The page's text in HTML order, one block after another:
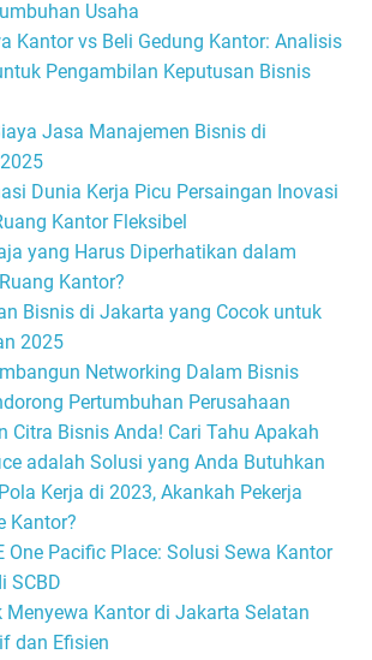
Usaha
Kantor vs Beli Gedung Kantor: Analisis
Pengambilan Keputusan Bisnis
Jasa Manajemen Bisnis di
Dunia Kerja Picu Persaingan Inovasi
Kantor Fleksibel
yang Harus Diperhatikan dalam
Kantor?
Bisnis di Jakarta yang Cocok untuk
2025
Networking Dalam Bisnis
Pertumbuhan Perusahaan
Citra Bisnis Anda! Cari Tahu Apakah
adalah Solusi yang Anda Butuhkan
Kerja di 2023, Akankah Pekerja
Kantor?
One Pacific Place: Solusi Sewa Kantor
SCBD
Menyewa Kantor di Jakarta Selatan
dan Efisien